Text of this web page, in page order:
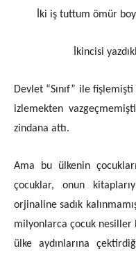
İki iş tuttum ömür
İkincisi
Devlet “Sınıf” ile
izlemekten
zindana attı.
Ama bu ülkenin
çocuklar, onun
orjinaline sadık
milyonlarca çocuk nesiller
ülke aydınlarına